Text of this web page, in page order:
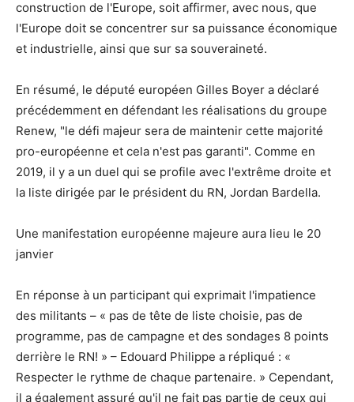
construction de l'Europe, soit affirmer, avec nous, que
l'Europe doit se concentrer sur sa puissance économique
et industrielle, ainsi que sur sa souveraineté.
En résumé, le député européen Gilles Boyer a déclaré
précédemment en défendant les réalisations du groupe
Renew, "le défi majeur sera de maintenir cette majorité
pro-européenne et cela n'est pas garanti". Comme en
2019, il y a un duel qui se profile avec l'extrême droite et
la liste dirigée par le président du RN, Jordan Bardella.
Une manifestation européenne majeure aura lieu le 20
janvier
En réponse à un participant qui exprimait l'impatience
des militants – « pas de tête de liste choisie, pas de
programme, pas de campagne et des sondages 8 points
derrière le RN! » – Edouard Philippe a répliqué : «
Respecter le rythme de chaque partenaire. » Cependant,
il a également assuré qu'il ne fait pas partie de ceux qui